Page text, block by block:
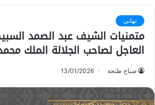
تهاني
متمنيات الشيف عبد الصمد
العاجل لصاحب الجلالة الملك
صباح طنجة 13/01/2026